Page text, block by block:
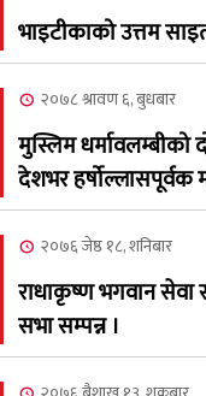
भाइटीकाको उत्तम
२०७८ श्रावण ६, बुधबार
मुस्लिम धर्मावलम्बीको
देशभर हर्षोल्लासपूर्वक
२०७६ जेष्ठ १८, शनिबार
राधाकृष्ण भगवान सेवा
सभा सम्पन्न ।